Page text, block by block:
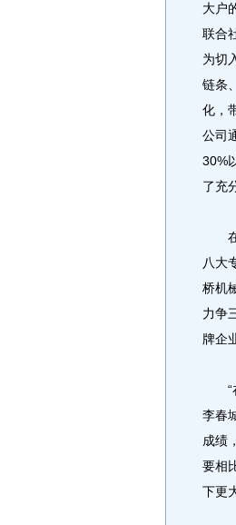
大户
联合
为切
链条
化，
公司
30%
了充
在
八大
桥机
力争
牌企
“在
李春
成绩
要相
下更